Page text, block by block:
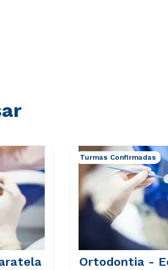
Turmas Confirmadas
Ortodontia -